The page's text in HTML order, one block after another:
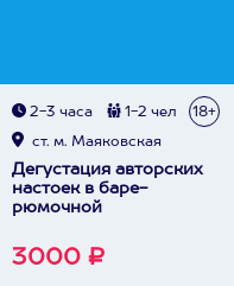
2-3 часа 1-2 чел 18+
ст. м. Маяковская
Дегустация авторских
настоек в баре-
рюмочной
3000 ₽